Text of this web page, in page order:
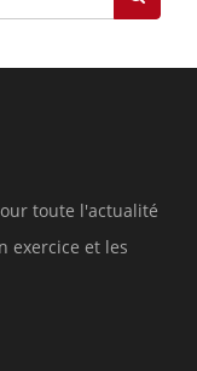
toute l'actualité
exercice et les